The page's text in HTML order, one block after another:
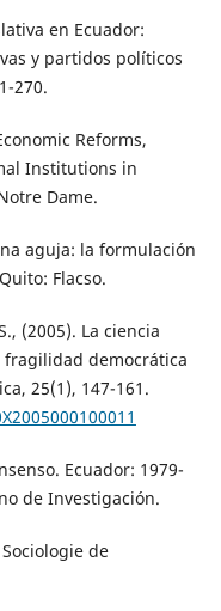
en Ecuador:
y partidos políticos
270.
Reforms,
Institutions in
Dame.
aguja: la formulación
Flacso.
(2005). La ciencia
democrática
25(1), 147-161.
Ecuador: 1979-
de Investigación.
de